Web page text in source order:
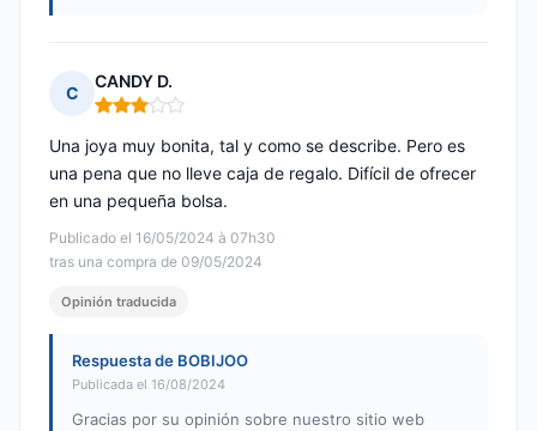
C
CANDY D.
Nota: 3 de 5
Publicado el 16/05/2024 à 07h30
tras una compra de 09/05/2024
Una joya muy bonita, tal y como se describe. Pero es
una pena que no lleve caja de regalo. Difícil de ofrecer
en una pequeña bolsa.
Opinión traducida
Respuesta de BOBIJOO
Publicada el 16/08/2024
Gracias por su opinión sobre nuestro sitio web